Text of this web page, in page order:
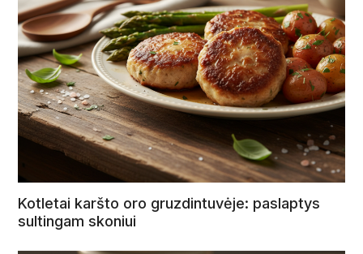
Kotletai karšto oro gruzdintuvėje: paslaptys
sultingam skoniui